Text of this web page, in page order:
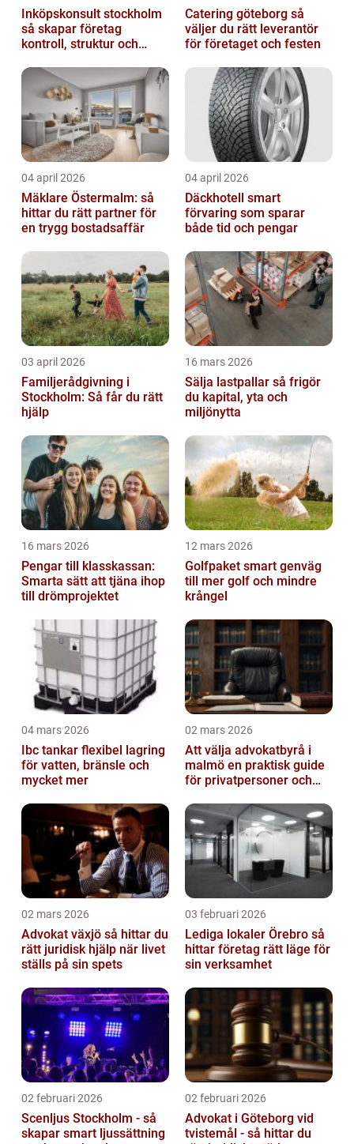
Inköpskonsult stockholm
så skapar företag
kontroll, struktur och
Catering göteborg så
väljer du rätt leverantör
för företaget och festen
04 april 2026
Mäklare Östermalm: så
hittar du rätt partner för
en trygg bostadsaffär
04 april 2026
Däckhotell smart
förvaring som sparar
både tid och pengar
03 april 2026
Familjerådgivning i
Stockholm: Så får du rätt
hjälp
16 mars 2026
Sälja lastpallar så frigör
du kapital, yta och
miljönytta
16 mars 2026
Pengar till klasskassan:
Smarta sätt att tjäna ihop
till drömprojektet
12 mars 2026
Golfpaket smart genväg
till mer golf och mindre
krångel
04 mars 2026
Ibc tankar flexibel lagring
för vatten, bränsle och
mycket mer
02 mars 2026
Att välja advokatbyrå i
malmö en praktisk guide
för privatpersoner och
02 mars 2026
Advokat växjö så hittar du
rätt juridisk hjälp när livet
ställs på sin spets
03 februari 2026
Lediga lokaler Örebro så
hittar företag rätt läge för
sin verksamhet
02 februari 2026
Scenljus Stockholm - så
skapar smart ljussättning
02 februari 2026
Advokat i Göteborg vid
tvistemål - så hittar du